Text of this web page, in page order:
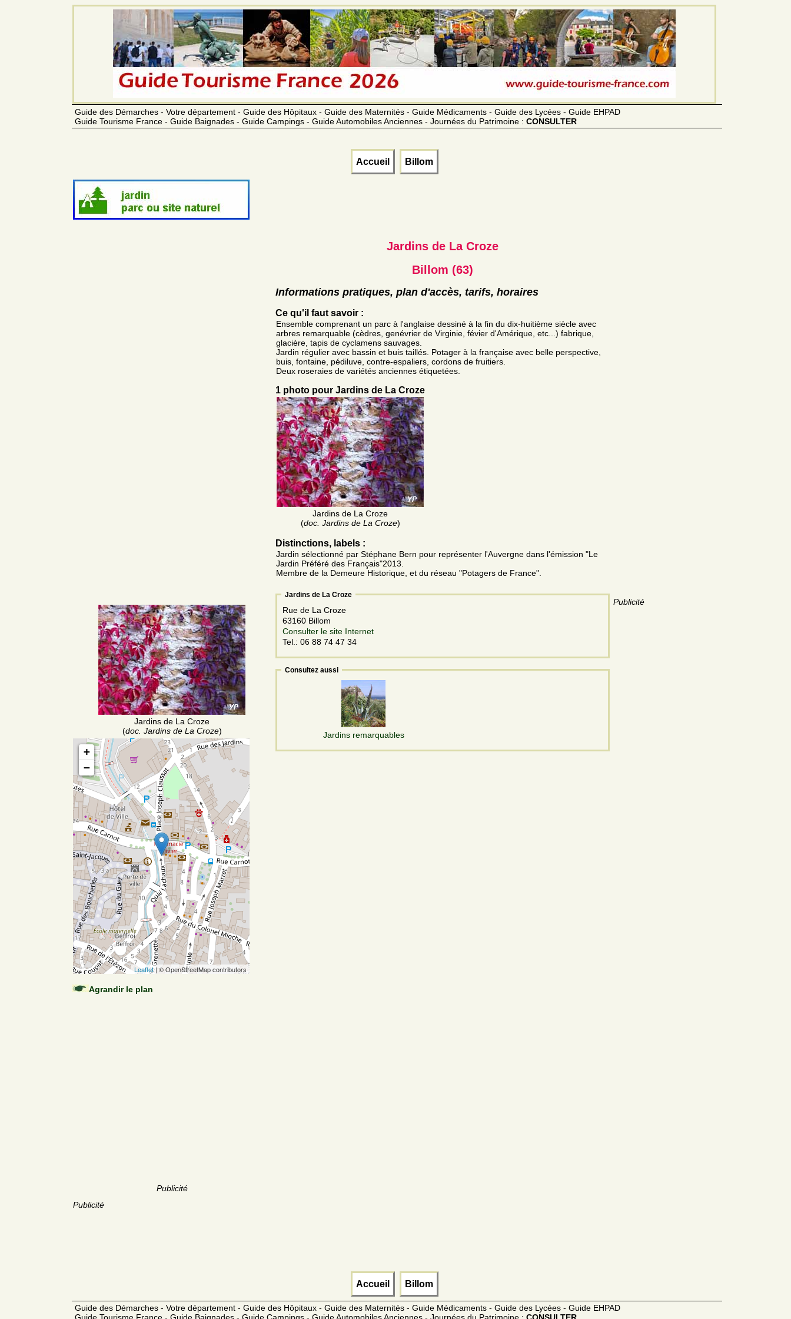
Guide des Démarches - Votre département - Guide des Hôpitaux - Guide des Maternités - Guide Médicaments - Guide des Lycées - Guide EHPAD
Guide Tourisme France - Guide Baignades - Guide Campings - Guide Automobiles Anciennes - Journées du Patrimoine : CONSULTER
Accueil Billom
Jardins de La Croze
(doc. Jardins de La Croze)
+
−
Leaflet| © OpenStreetMap contributors
Agrandir le plan
Publicité
Publicité
Jardins de La Croze
Billom (63)
Informations pratiques, plan d'accès, tarifs, horaires
Ce qu'il faut savoir :
Ensemble comprenant un parc à l'anglaise dessiné à la fin du dix-huitième siècle avec
arbres remarquable (cèdres, genévrier de Virginie, févier d'Amérique, etc...) fabrique,
glacière, tapis de cyclamens sauvages.
Jardin régulier avec bassin et buis taillés. Potager à la française avec belle perspective,
buis, fontaine, pédiluve, contre-espaliers, cordons de fruitiers.
Deux roseraies de variétés anciennes étiquetées.
1 photo pour Jardins de La Croze
Jardins de La Croze
(doc. Jardins de La Croze)
Distinctions, labels :
Jardin sélectionné par Stéphane Bern pour représenter l'Auvergne dans l'émission "Le
Jardin Préféré des Français"2013.
Membre de la Demeure Historique, et du réseau "Potagers de France".
Jardins de La Croze
Rue de La Croze
63160 Billom
Consulter le site Internet
Tel.: 06 88 74 47 34
Consultez aussi
Jardins remarquables
Publicité
Accueil Billom
Guide des Démarches - Votre département - Guide des Hôpitaux - Guide des Maternités - Guide Médicaments - Guide des Lycées - Guide EHPAD